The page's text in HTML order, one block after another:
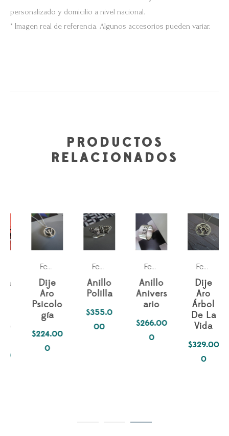
personalizado y domicilio a nivel nacional.
* Imagen real de referencia. Algunos accesorios pueden variar.
PRODUCTOS
RELACIONADOS
Parejas
,Para los dos Parejas
Fechas especiales ,Para ella Pasiones
Dije
Aro
Psicolo
gía
224.00
Fechas especiales ,Para ella Pasiones
Anillo
Polilla
355.0
00
Fechas especiales ,Para él
Anillo
Anivers
ario
266.00
Fechas especiales
Dije
Aro
Árbol
De La
Vida
329.00